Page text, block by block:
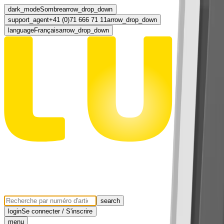
dark_modeSombrearrow_drop_down
support_agent+41 (0)71 666 71 11arrow_drop_down
languageFrançaisarrow_drop_down
search
loginSe connecter / S'inscrire
menu